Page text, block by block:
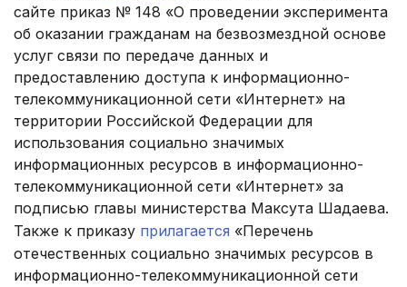
сайте приказ № 148 «О проведении эксперимента
об оказании гражданам на безвозмездной основе
услуг связи по передаче данных и
предоставлению доступа к информационно-
телекоммуникационной сети «Интернет» на
территории Российской Федерации для
использования социально значимых
информационных ресурсов в информационно-
телекоммуникационной сети «Интернет» за
подписью главы министерства Максута Шадаева.
Также к приказу прилагается «Перечень
отечественных социально значимых ресурсов в
информационно-телекоммуникационной сети